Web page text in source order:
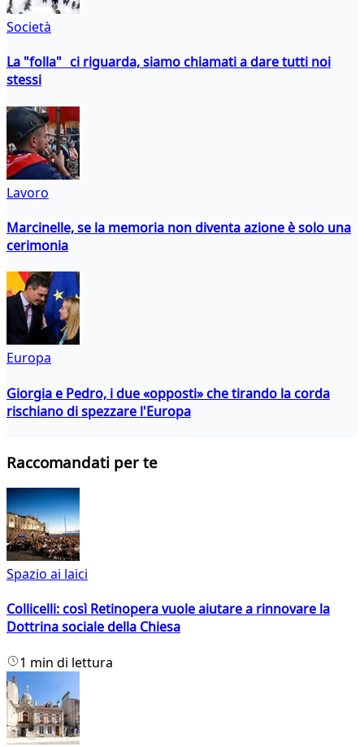
Società
La "folla" ci riguarda, siamo chiamati a dare tutti noi
stessi
Lavoro
Marcinelle, se la memoria non diventa azione è solo una
cerimonia
Europa
Giorgia e Pedro, i due «opposti» che tirando la corda
rischiano di spezzare l'Europa
Raccomandati per te
Spazio ai laici
Collicelli: così Retinopera vuole aiutare a rinnovare la
Dottrina sociale della Chiesa
1 min di lettura